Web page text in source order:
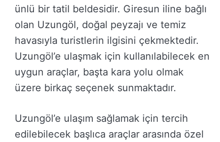
ünlü bir tatil beldesidir. Giresun iline bağlı
olan Uzungöl, doğal peyzajı ve temiz
havasıyla turistlerin ilgisini çekmektedir.
Uzungöl’e ulaşmak için kullanılabilecek en
uygun araçlar, başta kara yolu olmak
üzere birkaç seçenek sunmaktadır.
Uzungöl’e ulaşım sağlamak için tercih
edilebilecek başlıca araçlar arasında özel